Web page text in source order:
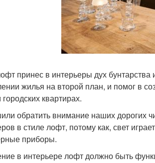
принес в интерьеры дух
жилья на второй план, и помог в
квартирах.
обратить внимание наших дорогих
в стиле лофт, потому как, свет
приборы.
в интерьере лофт должно быть